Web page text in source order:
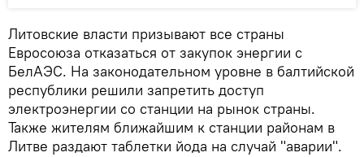
Литовские власти призывают все страны
Евросоюза отказаться от закупок энергии с
БелАЭС. На законодательном уровне в балтийской
республики решили запретить доступ
электроэнергии со станции на рынок страны.
Также жителям ближайшим к станции районам в
Литве раздают таблетки йода на случай "аварии".